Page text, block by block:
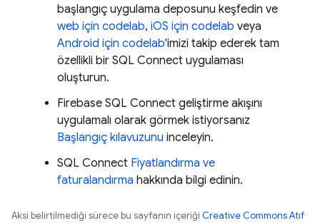
başlangıç uygulama deposunu keşfedin ve
web için codelab, iOS için codelab veya
Android için codelab'imizi takip ederek tam
özellikli bir SQL Connect uygulaması
oluşturun.
Firebase SQL Connect geliştirme akışını
uygulamalı olarak görmek istiyorsanız
Başlangıç kılavuzunu inceleyin.
SQL Connect Fiyatlandırma ve
faturalandırma hakkında bilgi edinin.
Aksi belirtilmediği sürece bu sayfanın içeriği Creative Commons Atıf